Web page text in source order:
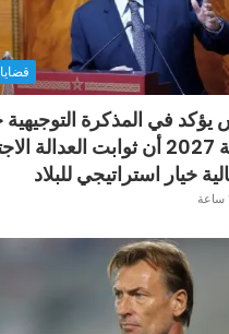
يؤكد في المذكرة
ميزانية 2027 أن ثوابت العدالة
خيار استراتيجي للبلاد